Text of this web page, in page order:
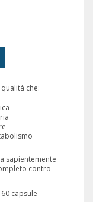
che:
sapientemente
contro
capsule